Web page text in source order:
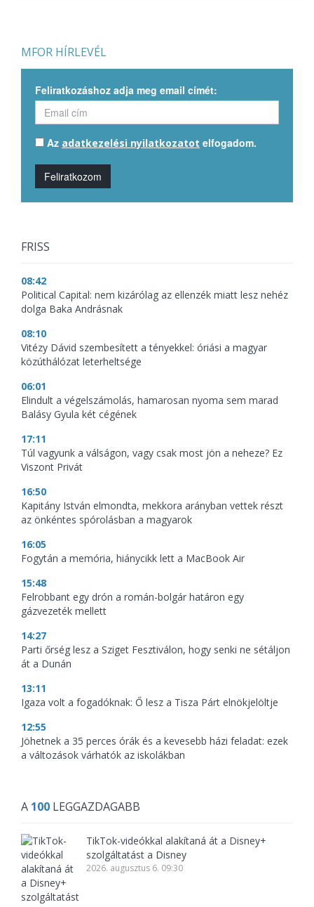
MFOR HÍRLEVÉL
Feliratkozáshoz adja meg email címét:
Az adatkezelési nyilatkozatot elfogadom.
Feliratkozom
FRISS
08:42
Political Capital: nem kizárólag az ellenzék miatt lesz nehéz
dolga Baka Andrásnak
08:10
Vitézy Dávid szembesített a tényekkel: óriási a magyar
közúthálózat leterheltsége
06:01
Elindult a végelszámolás, hamarosan nyoma sem marad
Balásy Gyula két cégének
17:11
Túl vagyunk a válságon, vagy csak most jön a neheze? Ez
Viszont Privát
16:50
Kapitány István elmondta, mekkora arányban vettek részt
az önkéntes spórolásban a magyarok
16:05
Fogytán a memória, hiánycikk lett a MacBook Air
15:48
Felrobbant egy drón a román-bolgár határon egy
gázvezeték mellett
14:27
Parti őrség lesz a Sziget Fesztiválon, hogy senki ne sétáljon
át a Dunán
13:11
Igaza volt a fogadóknak: Ő lesz a Tisza Párt elnökjelöltje
12:55
Jöhetnek a 35 perces órák és a kevesebb házi feladat: ezek
a változások várhatók az iskolákban
A 100 LEGGAZDAGABB
TikTok-videókkal alakítaná át a Disney+
szolgáltatást a Disney
2026. augusztus 6. 09:30